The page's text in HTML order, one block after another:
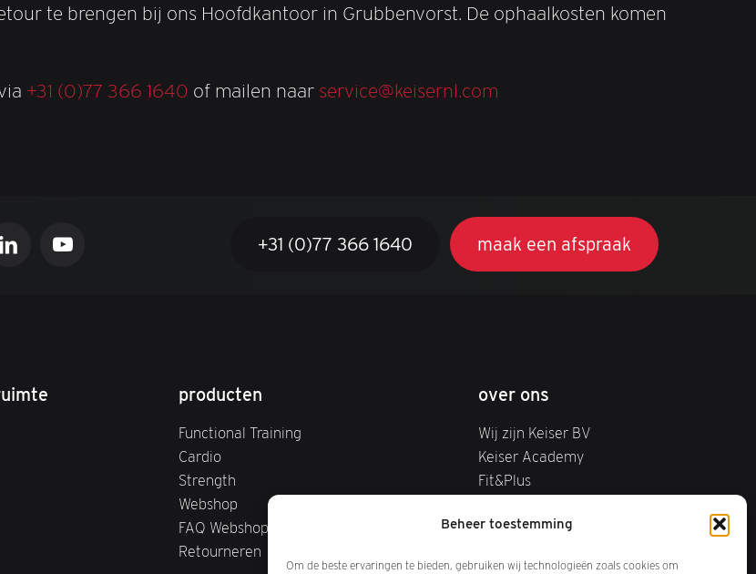
Beheer toestemming
Om de beste ervaringen te bieden, gebruiken wij technologieën zoals cookies om
te brengen bij ons Hoofdkantoor in Grubbenvorst. De ophaalkosten komen
+31 (0)77 366 1640 of mailen naar service@keisernl.com
+31 (0)77 366 1640 maak een afspraak
producten
Functional Training
Cardio
Strength
Webshop
FAQ Webshop
Retourneren
over ons
Wij zijn Keiser BV
Keiser Academy
Fit&Plus